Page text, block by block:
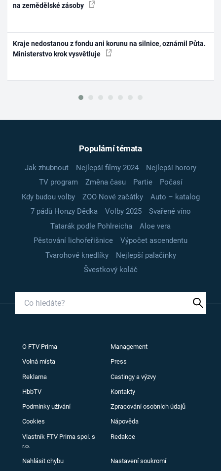
na zemědělské zásoby
Kraje nedostanou z fondu ani korunu na silnice, oznámil Půta.
Ministerstvo krok vysvětluje
Populární témata
Jak zhubnout Nejlepší filmy 2024
Nejlepší horory
TV program
Změna času Partie
Počasí
Kdy budou volby
ZOO Nové začátky
Auto – katalog
7 pádů Honzy Dědka
Volby 2025
Svařené víno
Tatarák podle Pohlreicha
Aloe vera
Pěstování lichořeřišnice
Výpočet ascendentu
Tvarohové knedlíky
Nejlepší palačinky
Švestkový koláč
O FTV Prima Management
Volná místa Press
Reklama Castingy a výzvy
HbbTV Kontakty
Podmínky užívání Zpracování osobních údajů
Cookies Nápověda
Vlastník FTV Prima spol. s
r.o.
Redakce
Nahlásit chybu Nastavení soukromí